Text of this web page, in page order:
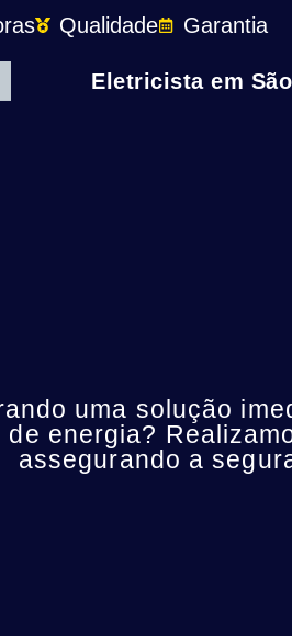
Qualidade Garantia
Eletricista em
uma solução
de energia?
assegurando a